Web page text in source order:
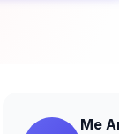
Me